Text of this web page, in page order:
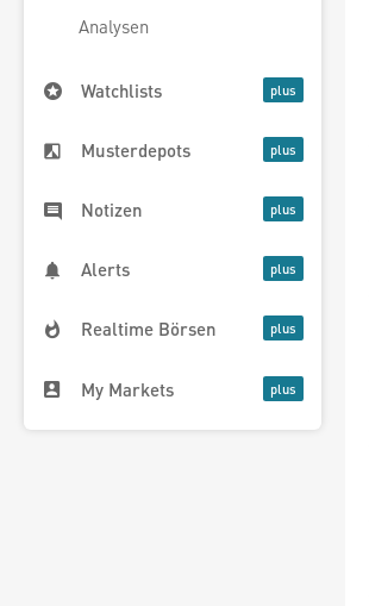
Analysen
Watchlists
Musterdepots
Notizen
Alerts
Realtime Börsen
My Markets